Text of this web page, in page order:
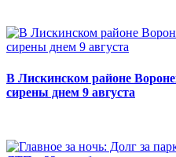
В Лискинском районе
сирены днем 9 августа